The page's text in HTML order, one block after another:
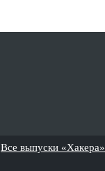
Все выпуски «Хакера»